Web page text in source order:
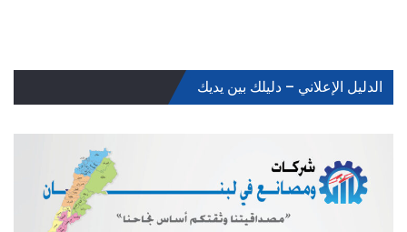
الدليل الإعلاني – دليلك بين يديك